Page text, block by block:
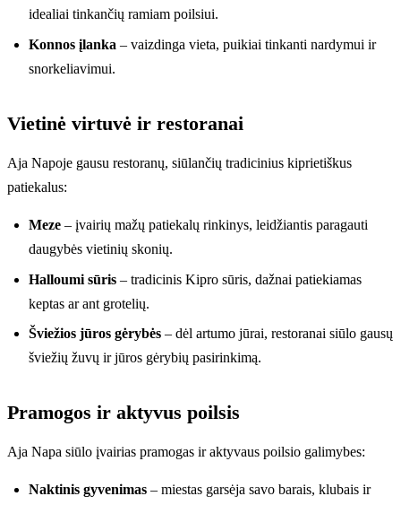
idealiai tinkančių ramiam poilsiui.
Konnos įlanka – vaizdinga vieta, puikiai tinkanti nardymui ir
snorkeliavimui.
Vietinė virtuvė ir restoranai
Aja Napoje gausu restoranų, siūlančių tradicinius kiprietiškus
patiekalus:
Meze – įvairių mažų patiekalų rinkinys, leidžiantis paragauti
daugybės vietinių skonių.
Halloumi sūris – tradicinis Kipro sūris, dažnai patiekiamas
keptas ar ant grotelių.
Šviežios jūros gėrybės – dėl artumo jūrai, restoranai siūlo gausų
šviežių žuvų ir jūros gėrybių pasirinkimą.
Pramogos ir aktyvus poilsis
Aja Napa siūlo įvairias pramogas ir aktyvaus poilsio galimybes:
Naktinis gyvenimas – miestas garsėja savo barais, klubais ir